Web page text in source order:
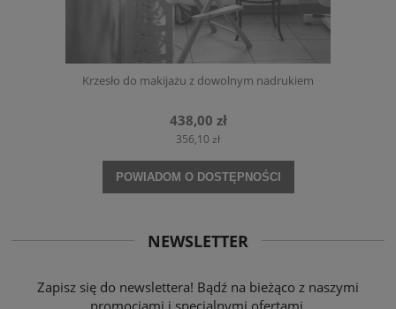
Krzesło do makijażu z dowolnym nadrukiem
438,00 zł
356,10 zł
POWIADOM O DOSTĘPNOŚCI
NEWSLETTER
Zapisz się do newslettera! Bądź na bieżąco z naszymi
promocjami i specjalnymi ofertami.